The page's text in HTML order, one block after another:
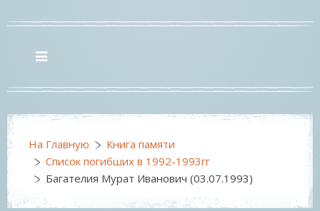
На Главную
Книга памяти
Список погибших в 1992-1993гг
Багателия Мурат Иванович (03.07.1993)